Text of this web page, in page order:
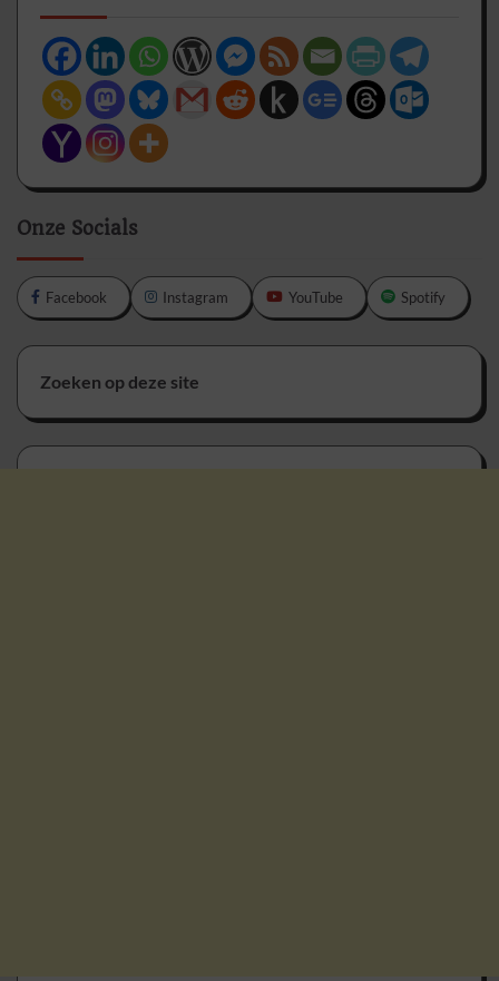
Onze Socials
Facebook Instagram YouTube Spotify
Zoeken op deze site